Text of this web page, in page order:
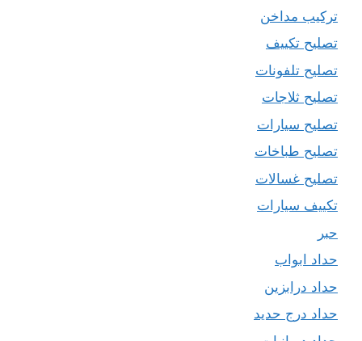
تركيب مداخن
تصليح تكييف
تصليح تلفونات
تصليح ثلاجات
تصليح سيارات
تصليح طباخات
تصليح غسالات
تكييف سيارات
حبر
حداد ابواب
حداد درابزين
حداد درج حديد